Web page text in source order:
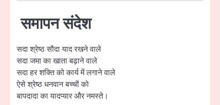
समापन संदेश
सदा श्रेष्ठ सौदा याद रखने वाले
सदा जमा का खाता बढ़ाने वाले
सदा हर शक्ति को कार्य में लगाने वाले
ऐसे श्रेष्ठ धनवान बच्चों को
बापदादा का यादप्यार और नमस्ते।